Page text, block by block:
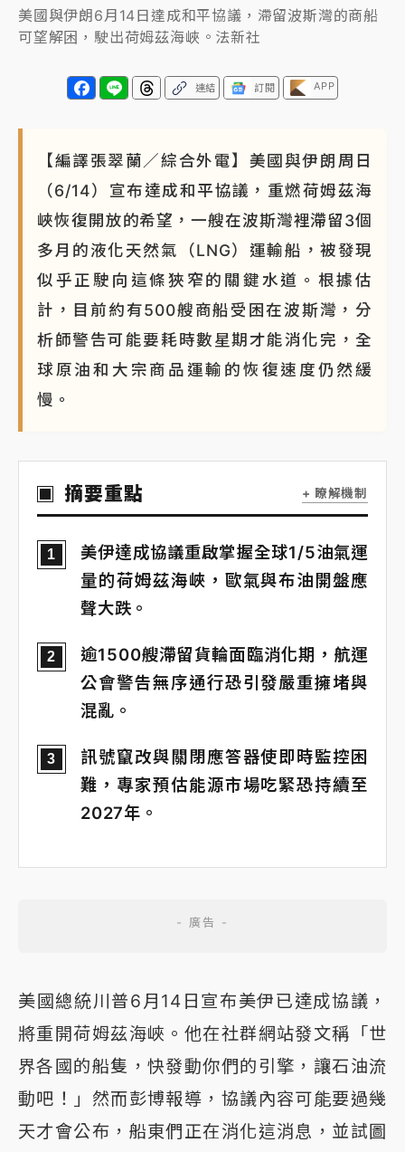
美國與伊朗6月14日達成和平協議，滯留波斯灣的商船
可望解困，駛出荷姆茲海峽。法新社
連結 訂閱 APP
【編譯張翠蘭／綜合外電】美國與伊朗周日
（6/14）宣布達成和平協議，重燃荷姆茲海
峽恢復開放的希望，一艘在波斯灣裡滯留3個
多月的液化天然氣（LNG）運輸船，被發現
似乎正駛向這條狹窄的關鍵水道。根據估
計，目前約有500艘商船受困在波斯灣，分
析師警告可能要耗時數星期才能消化完，全
球原油和大宗商品運輸的恢復速度仍然緩
慢。
摘要重點 + 瞭解機制
1
美伊達成協議重啟掌握全球1/5油氣運
量的荷姆茲海峽，歐氣與布油開盤應
聲大跌。
2
逾1500艘滯留貨輪面臨消化期，航運
公會警告無序通行恐引發嚴重擁堵與
混亂。
3
訊號竄改與關閉應答器使即時監控困
難，專家預估能源市場吃緊恐持續至
2027年。
美國總統川普6月14日宣布美伊已達成協議，
將重開荷姆茲海峽。他在社群網站發文稱「世
界各國的船隻，快發動你們的引擎，讓石油流
動吧！」然而彭博報導，協議內容可能要過幾
天才會公布，船東們正在消化這消息，並試圖